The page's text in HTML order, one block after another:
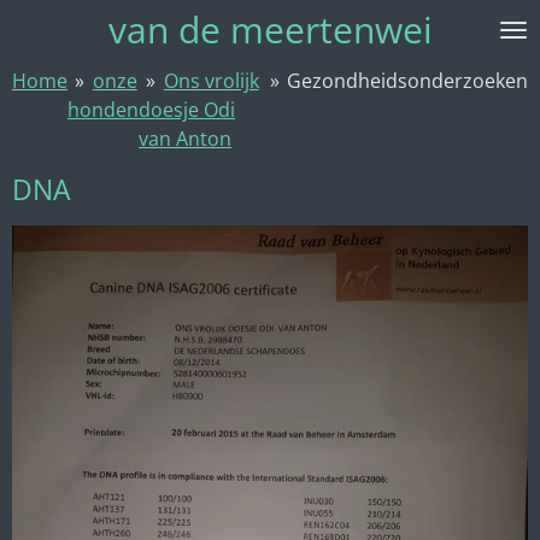
naar
van de meertenwei
Home » onze
honden
» Ons vrolijk
doesje Odi
van Anton
» Gezondheidsonderzoeken
DNA